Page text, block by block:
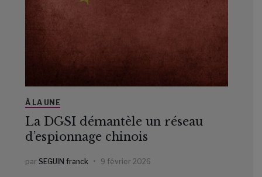
À LA UNE
La DGSI démantèle un réseau
d’espionnage chinois
par SEGUIN franck 9 février 2026